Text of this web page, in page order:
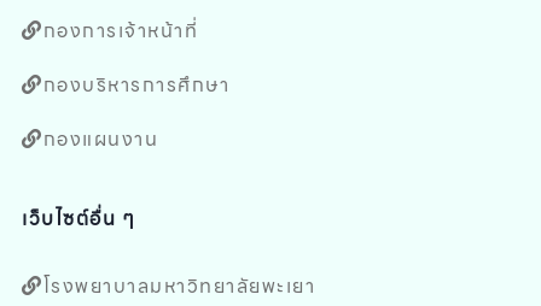
กองการเจ้าหน้าที่
กองบริหารการศึกษา
กองแผนงาน
เว็บไซต์อื่น ๆ
โรงพยาบาลมหาวิทยาลัยพะเยา